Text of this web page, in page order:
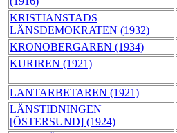
KRISTIANSTADS
LÄNSDEMOKRATEN (1932)
KRONOBERGAREN (1934)
KURIREN (1921)
LANTARBETAREN (1921)
LÄNSTIDNINGEN
[ÖSTERSUND] (1924)